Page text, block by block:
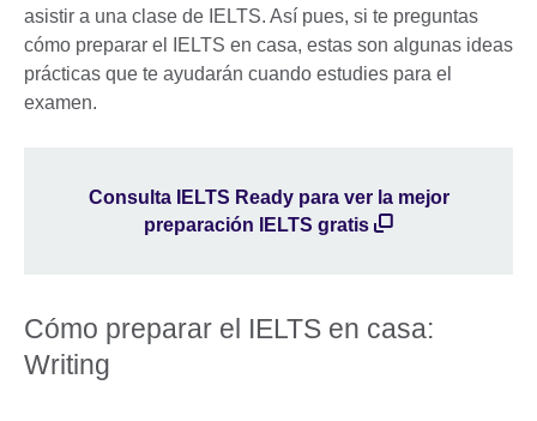
asistir a una clase de IELTS. Así pues, si te preguntas
cómo preparar el IELTS en casa, estas son algunas ideas
prácticas que te ayudarán cuando estudies para el
examen.
Consulta IELTS Ready para ver la mejor
preparación IELTS gratis
Cómo preparar el IELTS en casa:
Writing